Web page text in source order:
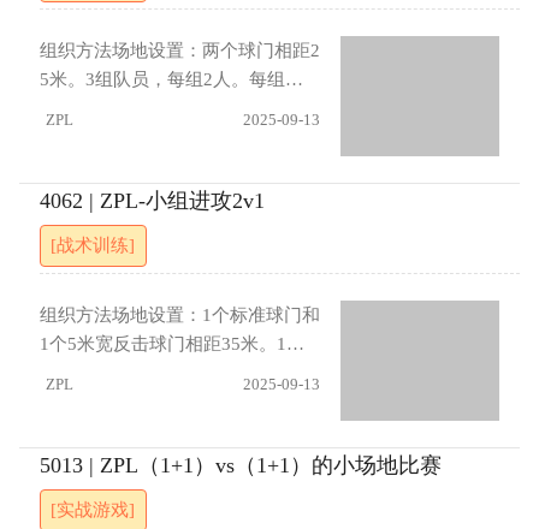
对位防守。（3）另一名防守球员可
以支援。
套、交接配合进攻，防守队员断球
后反击小球门，完成后，进攻队员
和防守队员轮转。指导要点：进攻
角度。防守 ：在人数劣势下延缓进
击机会。进展：（1）初始必须进攻
队员控球后，才能开始防守、守门
员开地面球、防守不能铲球、第二
名防守队员只能盯防第二名进攻队
员。（2）防守队员只能背对球门防
守（无法回追）。（3）10秒必须
组织方法场地设置：两个球门相距2
5米。3组队员，每组2人。每组轮
进攻方离开场地在球门线等待，防
守方开始进攻另一个球门，第三组
上前防守。指导要点进攻 ：利用2
对1人数优势快速配合，观察防守空
当果断突破或传球。防守 ：单人防
守时延缓进攻速度，封堵射门线
攻队员必须首先完成交叉跑动加渗
次进攻必须在10秒内完成
ZPL 2025-09-13
4062 | ZPL-小组进攻2v1
[战术训练]
组织方法场地设置：1个标准球门和
1个5米宽反击球门相距35米。1名
队员，接球队员运球向前与防守队
员形成1v1，另一名进攻队员跟进
接应形成2v1，利用墙式配合、渗
ZPL 2025-09-13
5013 | ZPL（1+1）vs（1+1）的小场地比赛
[实战游戏]